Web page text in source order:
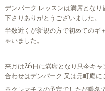
デンパーク レッスンは満席とな
下さりありがとうございました。
半数近くが新規の方で初めてのギ
ゃいました。
来月は26日に満席となり只今キ
合わせはデンパーク 又は元町庵に